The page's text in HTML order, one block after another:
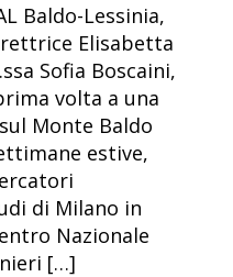
Baldo-Lessinia,
Elisabetta
Sofia Boscaini,
volta a una
Monte Baldo
estive,
di Milano in
Nazionale
[…]